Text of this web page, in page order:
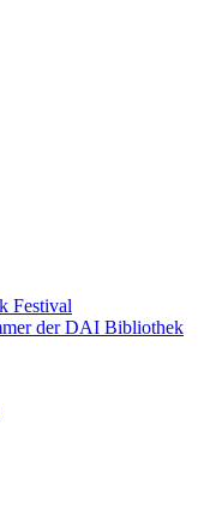
Festival
der DAI Bibliothek